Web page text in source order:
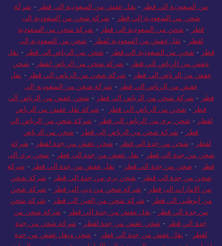
من السعودية الي قطر - نقل عفش من السعودية الي قطر - شركة
شحن من السعودية الي قطر - شركة شحن من السعودية الى
قطر - شحن من السعودية الي قطر - شركة شحن من السعودية
لقطر - نقل عفش من السعودية لقطر - شحن من السعودية الى
قطر - شحن من السعودية الي قطر - شحن من الرياض الي قطر - نقل
عفش من الرياض الي قطر - شركة شحن من الرياض لقطر - شحن
عفش من الرياض الي قطر - شركة شحن من الرياض الي قطر - نقل
عفش من الرياض الي قطر - شركة شحن من السعودية إلى
قطر - شركة شحن من الرياض الي قطر - شحن عفش من الرياض الي
قطر - شحن من الرياض الي قطر - شركة نقل عفش من الرياض
لقطر - شحن بري من الرياض الي قطر - شركة شحن من الرياض الي
قطر - شركة شحن من الرياض إلى قطر - شحن من الرياض
لقطر - شحن من جدة الي قطر - شحن عفش من جدة لقطر - شركة
شحن من جدة الي قطر - نقل عفش من جدة الي قطر - شحن بري الى
قطر
- شحن من جدة الي قطر - نقل عفش من جدة الي قطر - شركة
شحن من جدة الي قطر - شحن بري من جدة الي قطر - شركة شحن
من الامارات الى قطر - شركة شحن من دبي الى قطر - شركة شحن
من أبوظبي الى قطر - شركة شحن من العين الى قطر - شركة شحن
من جدة الي قطر - نقل عفش من جدة الي قطر - شركة شحن من
جدة الي قطر - شحن عفش من جدة لقطر - شركة شحن من جدة
لقطر
- نقل عفش من جدة الي قطر - شحن ونقل عفش من جدة